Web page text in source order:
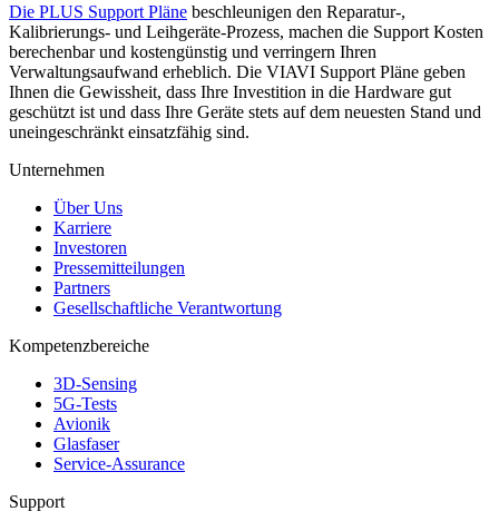
Die PLUS Support Pläne beschleunigen den Reparatur-,
Kalibrierungs- und Leihgeräte-Prozess, machen die Support Kosten
berechenbar und kostengünstig und verringern Ihren
Verwaltungsaufwand erheblich. Die VIAVI Support Pläne geben
Ihnen die Gewissheit, dass Ihre Investition in die Hardware gut
geschützt ist und dass Ihre Geräte stets auf dem neuesten Stand und
uneingeschränkt einsatzfähig sind.
Unternehmen
Über Uns
Karriere
Investoren
Pressemitteilungen
Partners
Gesellschaftliche Verantwortung
Kompetenzbereiche
3D-Sensing
5G-Tests
Avionik
Glasfaser
Service-Assurance
Support